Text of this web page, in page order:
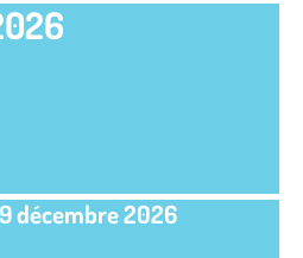
9 décembre 2026